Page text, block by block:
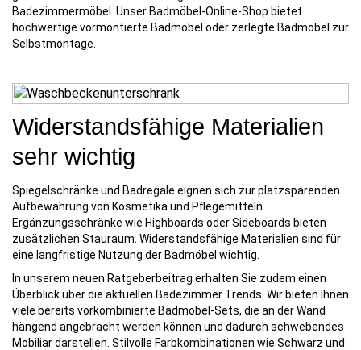
Badezimmermöbel. Unser Badmöbel-Online-Shop bietet
hochwertige vormontierte Badmöbel oder zerlegte Badmöbel zur
Selbstmontage.
Widerstandsfähige Materialien
sehr wichtig
Spiegelschränke und Badregale eignen sich zur platzsparenden
Aufbewahrung von Kosmetika und Pflegemitteln.
Ergänzungsschränke wie Highboards oder Sideboards bieten
zusätzlichen Stauraum. Widerstandsfähige Materialien sind für
eine langfristige Nutzung der Badmöbel wichtig.
In unserem neuen Ratgeberbeitrag erhalten Sie zudem einen
Überblick über die aktuellen Badezimmer Trends. Wir bieten Ihnen
viele bereits vorkombinierte Badmöbel-Sets, die an der Wand
hängend angebracht werden können und dadurch schwebendes
Mobiliar darstellen. Stilvolle Farbkombinationen wie Schwarz und